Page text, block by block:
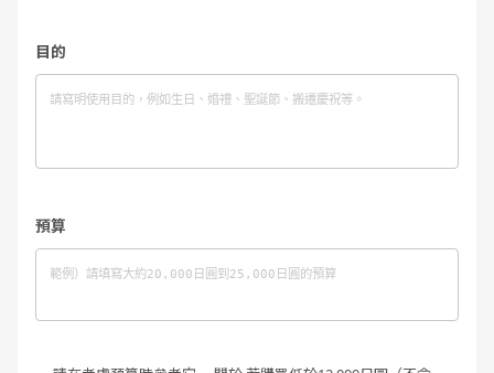
目的
預算